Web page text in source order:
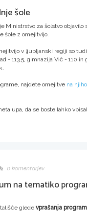
šole
Ministrstvo za šolstvo objavilo
šole z omejitvijo.
v ljubljanski regiji so
- 113.5, gimnazija Vič - 110 in
najdete omejitve na
upa, da se boste lahko
0 komentarjev
na tematiko
glede vprašanja